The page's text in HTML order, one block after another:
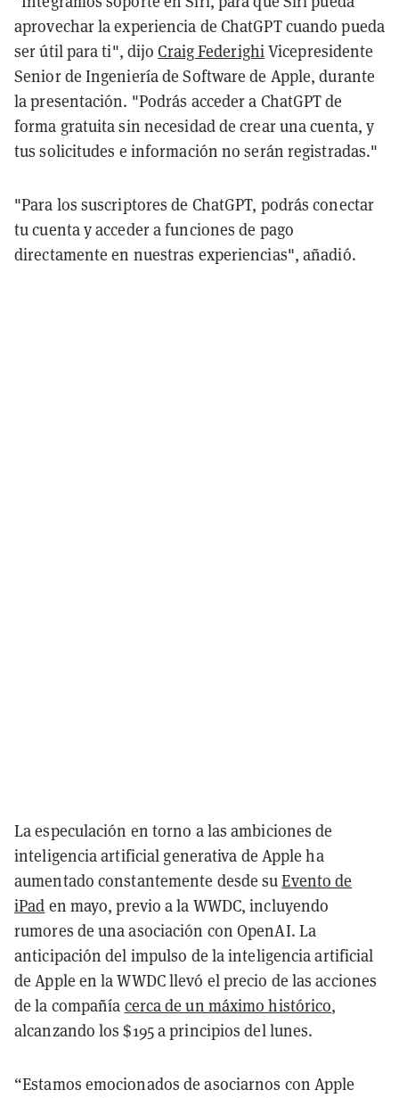
aprovechar la experiencia de ChatGPT cuando pueda
ser útil para ti", dijoCraig FederighiVicepresidente
Senior de Ingeniería de Software de Apple, durante
la presentación. "Podrás acceder a ChatGPT de
forma gratuita sin necesidad de crear una cuenta, y
tus solicitudes e información no serán registradas."
"Para los suscriptores de ChatGPT, podrás conectar
tu cuenta y acceder a funciones de pago
directamente en nuestras experiencias", añadió.
La especulación en torno a las ambiciones de
inteligencia artificial generativa de Apple ha
aumentado constantemente desde suEvento de
iPad en mayo, previo a la WWDC, incluyendo
rumores de una asociación con OpenAI. La
anticipación del impulso de la inteligencia artificial
de Apple en la WWDC llevó el precio de las acciones
de la compañía cerca de un máximo histórico,
alcanzando los $195 a principios del lunes.
“Estamos emocionados de asociarnos con Apple